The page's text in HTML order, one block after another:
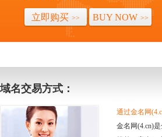
立即购买 >> BUY NOW >>
域名交易方式：
通过金名网
金名网(4.cn)